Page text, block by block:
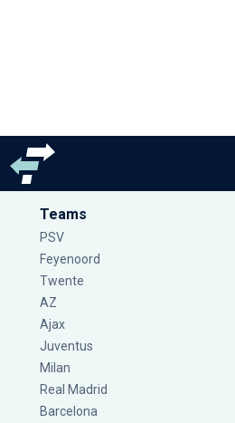
Teams
PSV
Feyenoord
Twente
AZ
Ajax
Juventus
Milan
Real Madrid
Barcelona